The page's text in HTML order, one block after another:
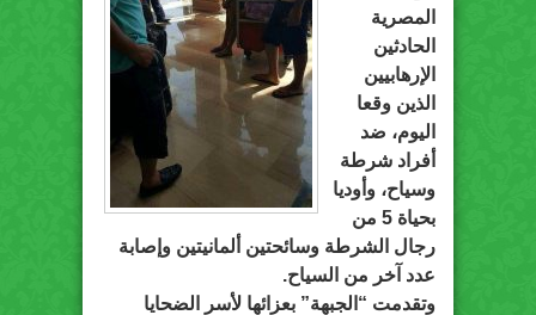
المصرية
الحادثين
الإرهابيين
الذين وقعا
اليوم، ضد
أفراد شرطة
وسياح، وأوديا
بحياة 5 من
رجال الشرطة وسائحتين ألمانيتين وإصابة
عدد آخر من السياح.
وتقدمت “الجبهة” بعزائها لأسر الضحايا